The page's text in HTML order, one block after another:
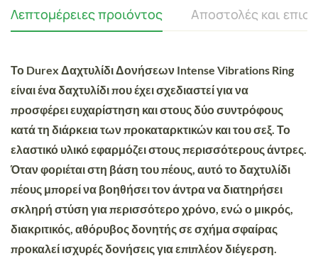
Λεπτομέρειες προιόντος Αποστολές και
Το Durex Δαχτυλίδι Δονήσεων Intense Vibrations Ring
είναι ένα δαχτυλίδι που έχει σχεδιαστεί για να
προσφέρειευχαρίστηση και στους δύο συντρόφους
κατά τη διάρκεια των προκαταρκτικών και του σεξ. Το
ελαστικό υλικό εφαρμόζει στους περισσότερους άντρες.
Όταν φοριέται στη βάση του πέους, αυτό το δαχτυλίδι
πέους μπορεί να βοηθήσει τον άντρα να διατηρήσει
σκληρή στύση για περισσότερο χρόνο, ενώ ο μικρός,
διακριτικός, αθόρυβος δονητής σε σχήμα σφαίρας
προκαλεί ισχυρές δονήσεις για επιπλέον διέγερση.